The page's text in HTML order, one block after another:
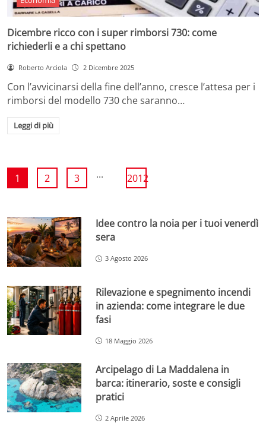
Dicembre ricco con i super rimborsi 730: come
richiederli e a chi spettano
Roberto Arciola 2 Dicembre 2025
Con l’avvicinarsi della fine dell’anno, cresce l’attesa per i
rimborsi del modello 730 che saranno…
Leggi di più
1 2 3 ... 2012
Idee contro la noia per i tuoi venerdì
sera
3 Agosto 2026
Rilevazione e spegnimento incendi
in azienda: come integrare le due
fasi
18 Maggio 2026
Arcipelago di La Maddalena in
barca: itinerario, soste e consigli
pratici
2 Aprile 2026